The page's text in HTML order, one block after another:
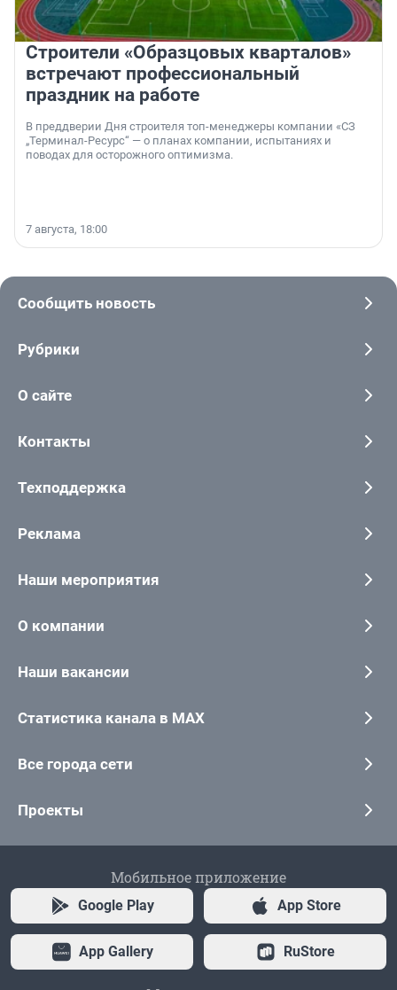
Строители «Образцовых кварталов»
встречают профессиональный
праздник на работе
В преддверии Дня строителя топ-менеджеры компании «СЗ
„Терминал-Ресурс“ — о планах компании, испытаниях и
поводах для осторожного оптимизма.
7 августа, 18:00
Сообщить новость
Рубрики
О сайте
Контакты
Техподдержка
Реклама
Наши мероприятия
О компании
Наши вакансии
Статистика канала в MAX
Все города сети
Проекты
Мобильное приложение
Google Play App Store
App Gallery RuStore